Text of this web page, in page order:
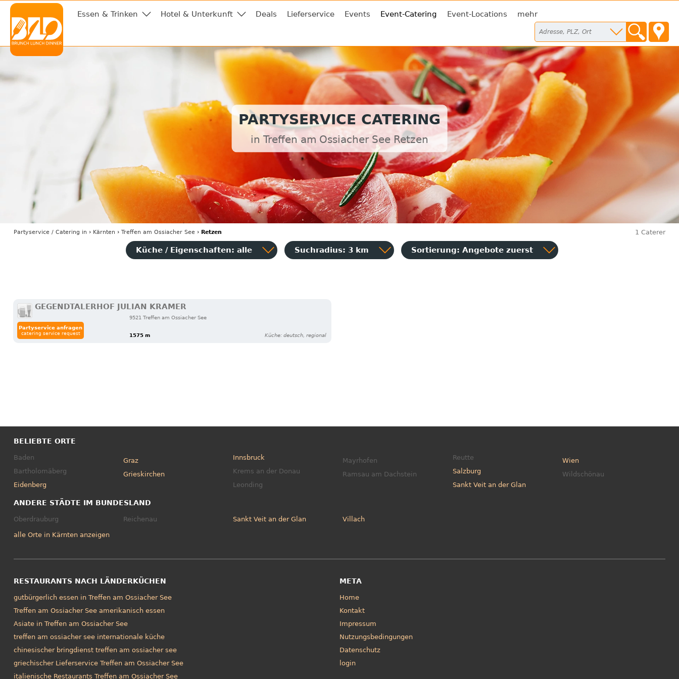
Essen & Trinken Hotel & Unterkunft Deals Lieferservice Events Event-Catering Event-Locations mehr
PARTYSERVICE CATERING
in Treffen am Ossiacher See Retzen
Partyservice / Catering in › Kärnten › Treffen am Ossiacher See› Retzen 1 Caterer
Küche / Eigenschaften: alle Suchradius: 3 km Sortierung: Angebote zuerst
GEGENDTALERHOF JULIAN KRAMER
9521 Treffen am Ossiacher See
1575 m Küche: deutsch, regional
Partyservice anfragen
catering service request
BELIEBTE ORTE
Baden
Bartholomäberg
Eidenberg
Graz
Grieskirchen
Innsbruck
Krems an der Donau
Leonding
Mayrhofen
Ramsau am Dachstein
Reutte
Salzburg
Sankt Veit an der Glan
Wien
Wildschönau
ANDERE STÄDTE IM BUNDESLAND
Oberdrauburg Reichenau Sankt Veit an der Glan Villach
alle Orte in Kärnten anzeigen
RESTAURANTS NACH LÄNDERKÜCHEN
gutbürgerlich essen in Treffen am Ossiacher See
Treffen am Ossiacher See amerikanisch essen
Asiate in Treffen am Ossiacher See
treffen am ossiacher see internationale küche
chinesischer bringdienst treffen am ossiacher see
griechischer Lieferservice Treffen am Ossiacher See
italienische Restaurants Treffen am Ossiacher See
META
Home
Kontakt
Impressum
Nutzungsbedingungen
Datenschutz
login